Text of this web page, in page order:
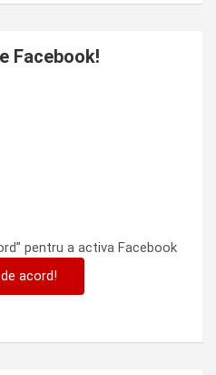
Facebook!
pentru a activa Facebook
acord!